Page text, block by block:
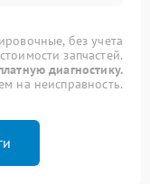
без учета
стоимости запчастей.
диагностику.
на неисправность.